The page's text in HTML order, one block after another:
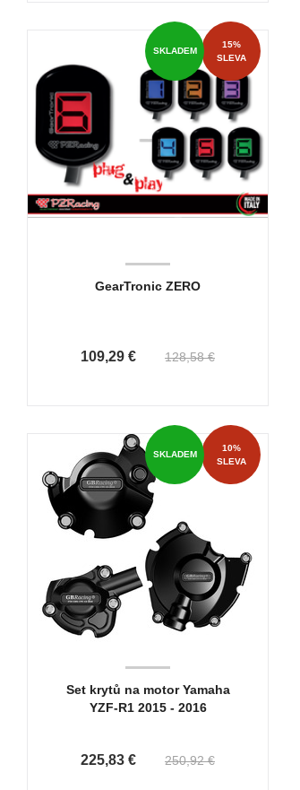
15%
SLEVA
SKLADEM
GearTronic ZERO
109,29 € 128,58 €
10%
SLEVA
SKLADEM
Set krytů na motor Yamaha
YZF-R1 2015 - 2016
225,83 € 250,92 €